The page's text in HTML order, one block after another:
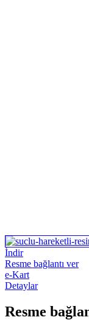
İndir
Resme bağlantı ver
e-Kart
Detaylar
Resme